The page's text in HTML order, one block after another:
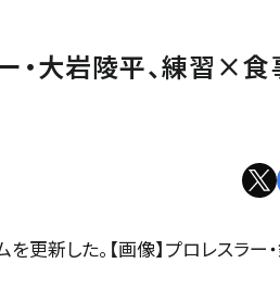
・大岩陵平、練習×食
更新した。【画像】プロレスラー